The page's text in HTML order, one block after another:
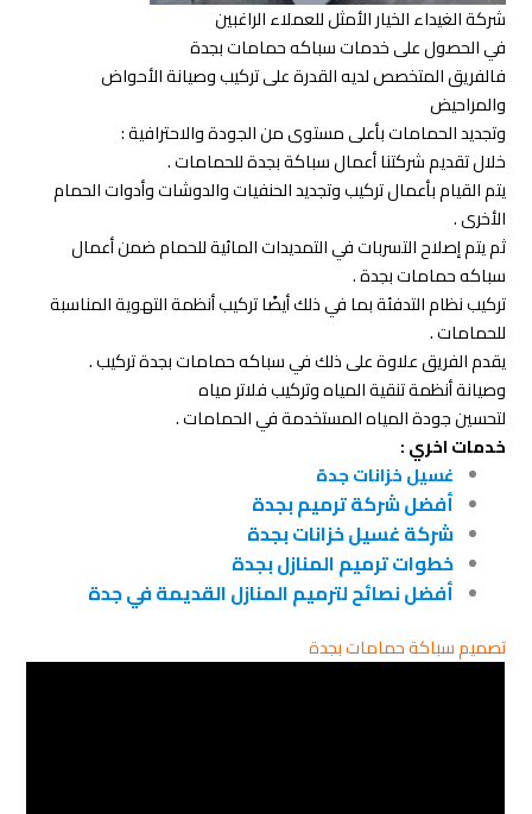
شركة الغيداء الخيار الأمثل للعملاء الراغبين
في الحصول على خدمات سباكه حمامات بجدة
فالفريق المتخصص لديه القدرة على تركيب وصيانة الأحواض
والمراحيض
وتجديد الحمامات بأعلى مستوى من الجودة والاحترافية :
خلال تقديم شركتنا أعمال سباكة بجدة للحمامات .
يتم القيام بأعمال تركيب وتجديد الحنفيات والدوشات وأدوات الحمام
الأخرى .
ثم يتم إصلاح التسربات في التمديدات المائية للحمام ضمن أعمال
سباكه حمامات بجدة .
تركيب نظام التدفئة بما في ذلك أيضًا تركيب أنظمة التهوية المناسبة
للحمامات .
يقدم الفريق علاوة على ذلك في سباكه حمامات بجدة تركيب .
وصيانة أنظمة تنقية المياه وتركيب فلاتر مياه
لتحسين جودة المياه المستخدمة في الحمامات .
خدمات اخري :
غسيل خزانات جدة
أفضل شركة ترميم بجدة
شركة غسيل خزانات بجدة
خطوات ترميم المنازل بجدة
أفضل نصائح لترميم المنازل القديمة في جدة
تصميم سباكة حمامات بجدة